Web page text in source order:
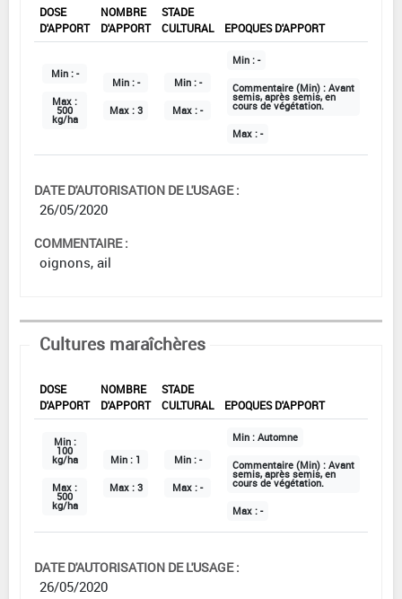
DOSE
D'APPORT
NOMBRE
D'APPORT
STADE
CULTURAL
EPOQUES D'APPORT
Min : -
Max :
500
kg/ha
Min : -
Max : 3
Min : -
Max : -
Min : -
Commentaire (Min) : Avant
semis, après semis, en
cours de végétation.
Max : -
DATE D'AUTORISATION DE L'USAGE :
26/05/2020
COMMENTAIRE :
oignons, ail
Cultures maraîchères
DOSE
D'APPORT
NOMBRE
D'APPORT
STADE
CULTURAL
EPOQUES D'APPORT
Min :
100
kg/ha
Max :
500
kg/ha
Min : 1
Max : 3
Min : -
Max : -
Min : Automne
Commentaire (Min) : Avant
semis, après semis, en
cours de végétation.
Max : -
DATE D'AUTORISATION DE L'USAGE :
26/05/2020